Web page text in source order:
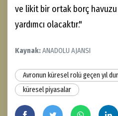
ve likit bir ortak borç
yardımcı olacaktır."
Kaynak:ANADOLU AJANSI
Avronun küresel rolü geçen yıl
küresel piyasalar